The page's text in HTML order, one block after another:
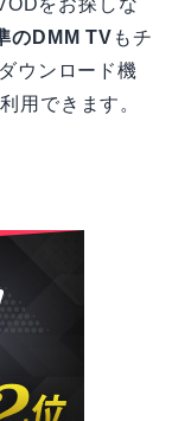
をお探しな
のDMM TV もチ
ウンロード機
用できます。